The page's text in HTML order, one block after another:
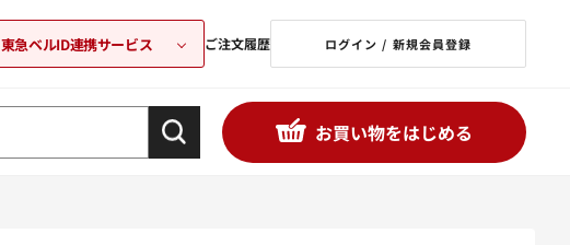
東急ベルID連携サービス ご注文履歴 ログイン / 新規会員登録
お買い物をはじめる